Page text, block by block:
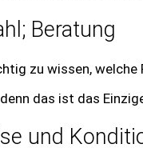
Beratung
zu wissen,
das ist das
und